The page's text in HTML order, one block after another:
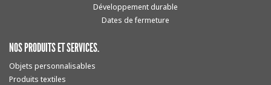
Développement durable
Dates de fermeture
NOS PRODUITS ET SERVICES.
Objets personnalisables
Produits textiles